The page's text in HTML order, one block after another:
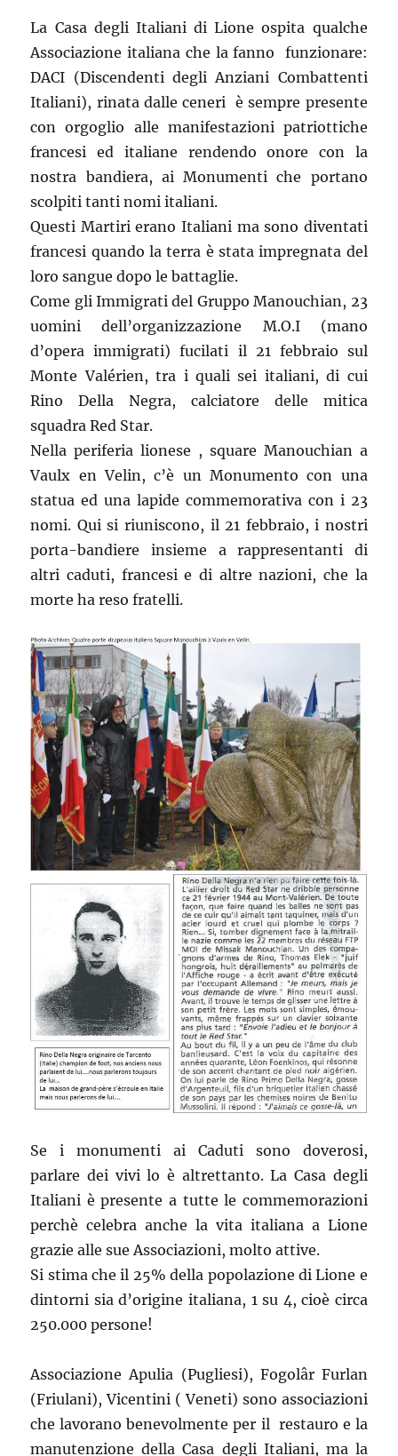
La Casa degli Italiani di Lione ospita qualche
Associazione italiana che la fanno funzionare:
DACI (Discendenti degli Anziani Combattenti
Italiani), rinata dalle ceneri è sempre presente
con orgoglio alle manifestazioni patriottiche
francesi ed italiane rendendo onore con la
nostra bandiera, ai Monumenti che portano
scolpiti tanti nomi italiani.
Questi Martiri erano Italiani ma sono diventati
francesi quando la terra è stata impregnata del
loro sangue dopo le battaglie.
Come gli Immigrati del Gruppo Manouchian, 23
uomini dell’organizzazione M.O.I (mano
d’opera immigrati) fucilati il 21 febbraio sul
Monte Valérien, tra i quali sei italiani, di cui
Rino Della Negra, calciatore delle mitica
squadra Red Star.
Nella periferia lionese , square Manouchian a
Vaulx en Velin, c’è un Monumento con una
statua ed una lapide commemorativa con i 23
nomi. Qui si riuniscono, il 21 febbraio, i nostri
porta-bandiere insieme a rappresentanti di
altri caduti, francesi e di altre nazioni, che la
morte ha reso fratelli.
Se i monumenti ai Caduti sono doverosi,
parlare dei vivi lo è altrettanto. La Casa degli
Italiani è presente a tutte le commemorazioni
perchè celebra anche la vita italiana a Lione
grazie alle sue Associazioni, molto attive.
Si stima che il 25% della popolazione di Lione e
dintorni sia d’origine italiana, 1 su 4, cioè circa
250.000 persone!
Associazione Apulia (Pugliesi), Fogolâr Furlan
(Friulani), Vicentini ( Veneti) sono associazioni
che lavorano benevolmente per il restauro e la
manutenzione della Casa degli Italiani, ma la